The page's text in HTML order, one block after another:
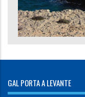
GAL PORTA A LEVANTE